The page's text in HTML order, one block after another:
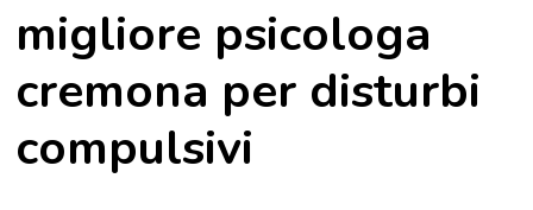
migliore psicologa
cremona per disturbi
compulsivi